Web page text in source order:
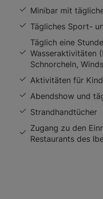
Minibar mit
Tägliches Sport-
Täglich eine
Wasseraktivitäten
Schnorcheln,
Aktivitäten für
Abendshow und
Strandhandtücher
Zugang zu den
Restaurants des